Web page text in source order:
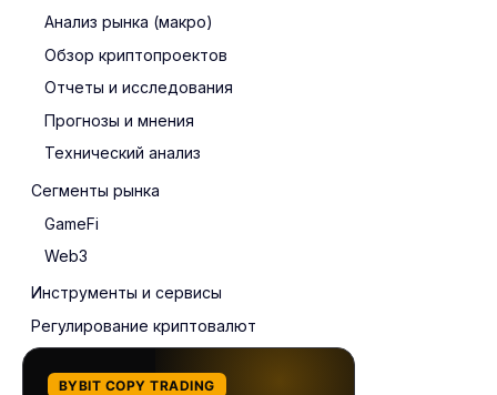
Анализ рынка (макро)
Обзор криптопроектов
Отчеты и исследования
Прогнозы и мнения
Технический анализ
Сегменты рынка
GameFi
Web3
Инструменты и сервисы
Регулирование криптовалют
BYBIT COPY TRADING